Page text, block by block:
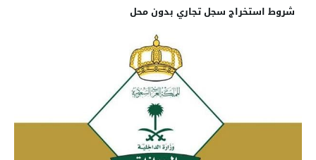
شروط استخراج سجل تجاري بدون محل